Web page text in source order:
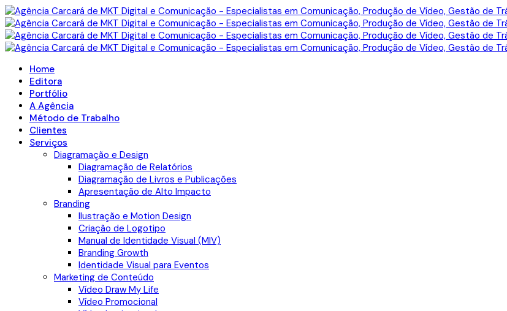
Home
Editora
Portfólio
A Agência
Método de Trabalho
Clientes
Serviços
Diagramação e Design
Diagramação de Relatórios
Diagramação de Livros e Publicações
Apresentação de Alto Impacto
Branding
Ilustração e Motion Design
Criação de Logotipo
Manual de Identidade Visual (MIV)
Branding Growth
Identidade Visual para Eventos
Marketing de Conteúdo
Vídeo Draw My Life
Vídeo Promocional